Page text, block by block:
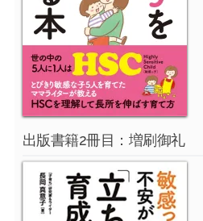
出版書籍2冊目：増刷御礼